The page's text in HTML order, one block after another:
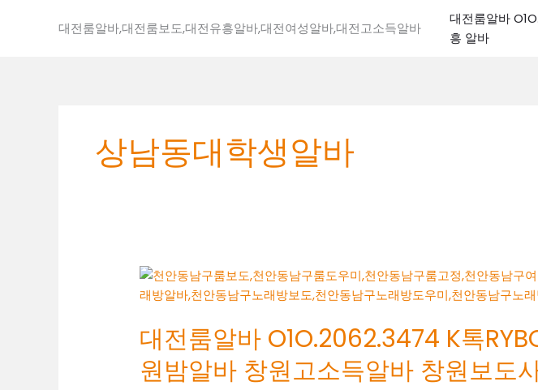
대전룸알바,대전룸보도,대전유흥알바,대전여성알바,대전고소득알바
대전룸알바
흥 알바
상남동대학생알바
대전룸알바 O1O.2062.3474 K톡
원밤알바 창원고소득알바 창원보도
대
전
알
O1O.2062.3474